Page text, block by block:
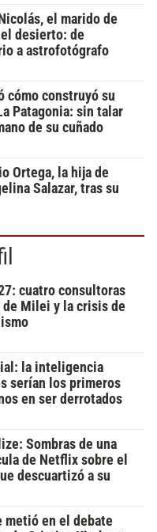
el marido de
desierto: de
a astrofotógrafo
cómo construyó su
Patagonia: sin talar
de su cuñado
Ortega, la hija de
Salazar, tras su
cuatro consultoras
Milei y la crisis de
la inteligencia
serían los primeros
en ser derrotados
Sombras de una
de Netflix sobre el
descuartizó a su
metió en el debate